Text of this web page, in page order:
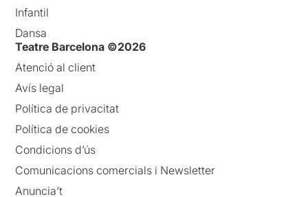
Infantil
Dansa
Teatre Barcelona ©2026
Atenció al client
Avís legal
Política de privacitat
Política de cookies
Condicions d’ús
Comunicacions comercials i Newsletter
Anuncia’t